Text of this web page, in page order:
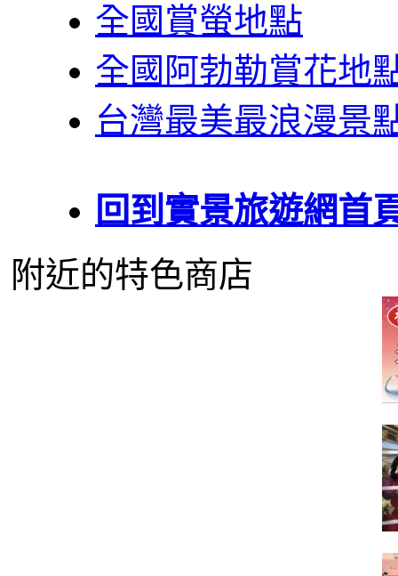
全國賞螢地點
全國阿勃勒賞花地
台灣最美最浪漫景
回到實景旅遊網首
附近的特色商店